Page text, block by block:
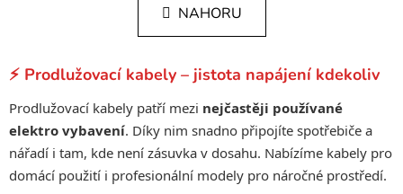
á
d
c
í
p
r
v
k
k
á
n
NAHORU
⚡ Prodlužovací kabely – jistota napájení kdekoliv
Prodlužovací kabely patří mezi nejčastěji používané
elektro vybavení. Díky nim snadno připojíte spotřebiče a
nářadí i tam, kde není zásuvka v dosahu. Nabízíme kabely pro
domácí použití i profesionální modely pro náročné prostředí.